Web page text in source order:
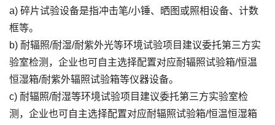
a) 碎片试验设备是指冲击笔/小锤、晒图或照相设备、计数
框等。
b) 耐辐照/耐湿/耐紫外光等环境试验项目建议委托第三方实
验室检测，企业也可自主选择配置对应耐辐照试验箱/恒温
恒湿箱/耐紫外辐照试验箱等仪器设备。
c) 耐辐照/耐湿等环境试验项目建议委托第三方实验室检
测，企业也可自主选择配置对应耐辐照试验箱/恒温恒湿箱